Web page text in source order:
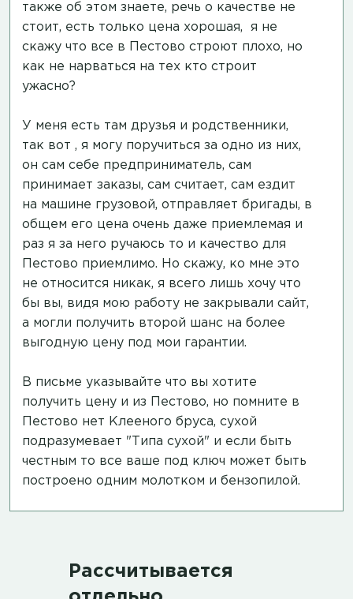
также об этом знаете, речь о качестве не
стоит, есть только цена хорошая, я не
скажу что все в Пестово строют плохо, но
как не нарваться на тех кто строит
ужасно?
У меня есть там друзья и родственники,
так вот , я могу поручиться за одно из них,
он сам себе предприниматель, сам
принимает заказы, сам считает, сам ездит
на машине грузовой, отправляет бригады, в
общем его цена очень даже приемлемая и
раз я за него ручаюсь то и качество для
Пестово приемлимо. Но скажу, ко мне это
не относится никак, я всего лишь хочу что
бы вы, видя мою работу не закрывали сайт,
а могли получить второй шанс на более
выгодную цену под мои гарантии.
В письме указывайте что вы хотите
получить цену и из Пестово, но помните в
Пестово нет Клееного бруса, сухой
подразумевает "Типа сухой" и если быть
честным то все ваше под ключ может быть
построено одним молотком и бензопилой.
Рассчитывается